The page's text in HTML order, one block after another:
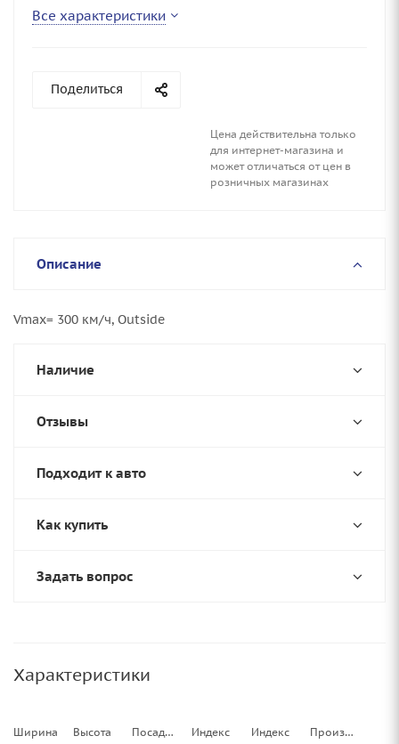
Все характеристики
Поделиться
Цена действительна только
для интернет-магазина и
может отличаться от цен в
розничных магазинах
Описание
Vmax= 300 км/ч, Outside
Наличие
Отзывы
Подходит к авто
Как купить
Задать вопрос
Характеристики
Ширина
Высота
ПосадочныйИндекс
Индекс
Производитель